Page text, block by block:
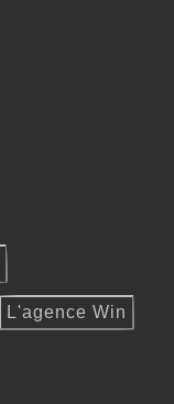
L'agence Win